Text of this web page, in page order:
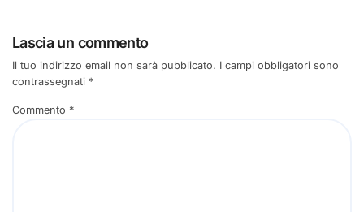
Lascia un commento
Il tuo indirizzo email non sarà pubblicato. I campi obbligatori sono
contrassegnati *
Commento *